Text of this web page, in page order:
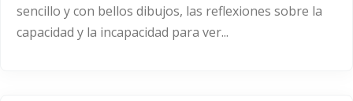
sencillo y con bellos dibujos, las reflexiones sobre la
capacidad y la incapacidad para ver...